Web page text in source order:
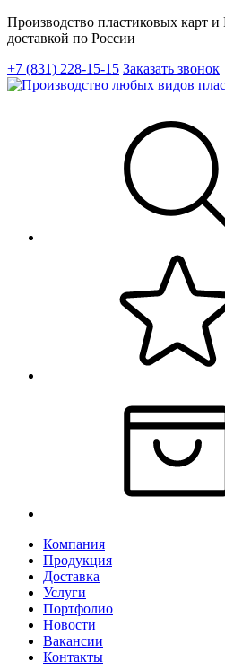
Производство пластиковых карт
доставкой по России
+7 (831) 228-15-15 Заказать звонок
Компания
Продукция
Доставка
Услуги
Портфолио
Новости
Вакансии
Контакты